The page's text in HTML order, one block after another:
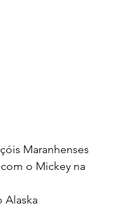
Maranhenses
o Mickey na
Alaska